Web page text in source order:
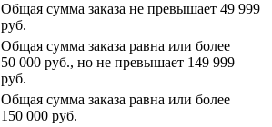
Общая сумма заказа не превышает 49 999
руб.
Общая сумма заказа равна или более
50 000 руб., но не превышает 149 999
руб.
Общая сумма заказа равна или более
150 000 руб.